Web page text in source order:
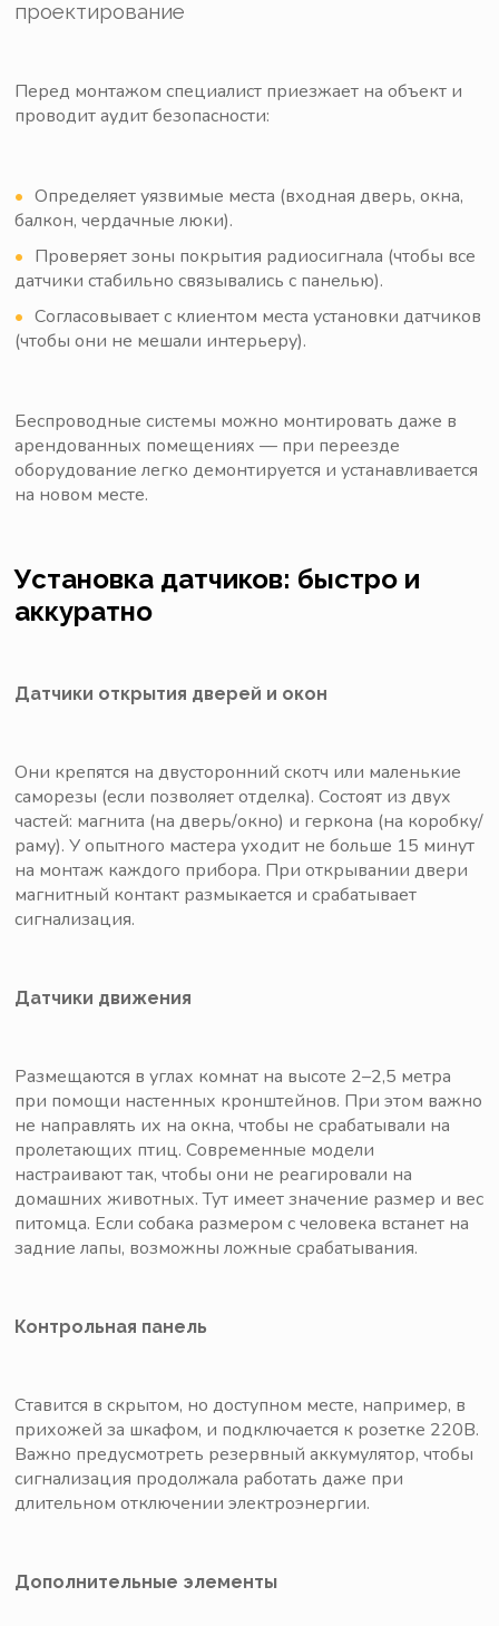
проектирование
Перед монтажом специалист приезжает на объект и
проводит аудит безопасности:
Определяет уязвимые места (входная дверь, окна,
балкон, чердачные люки).
Проверяет зоны покрытия радиосигнала (чтобы все
датчики стабильно связывались с панелью).
Согласовывает с клиентом места установки датчиков
(чтобы они не мешали интерьеру).
Беспроводные системы можно монтировать даже в
арендованных помещениях — при переезде
оборудование легко демонтируется и устанавливается
на новом месте.
Установка датчиков: быстро и
аккуратно
Датчики открытия дверей и окон
Они крепятся на двусторонний скотч или маленькие
саморезы (если позволяет отделка). Состоят из двух
частей: магнита (на дверь/окно) и геркона (на коробку/
раму). У опытного мастера уходит не больше 15 минут
на монтаж каждого прибора. При открывании двери
магнитный контакт размыкается и срабатывает
сигнализация.
Датчики движения
Размещаются в углах комнат на высоте 2–2,5 метра
при помощи настенных кронштейнов. При этом важно
не направлять их на окна, чтобы не срабатывали на
пролетающих птиц. Современные модели
настраивают так, чтобы они не реагировали на
домашних животных. Тут имеет значение размер и вес
питомца. Если собака размером с человека встанет на
задние лапы, возможны ложные срабатывания.
Контрольная панель
Ставится в скрытом, но доступном месте, например, в
прихожей за шкафом, и подключается к розетке 220В.
Важно предусмотреть резервный аккумулятор, чтобы
сигнализация продолжала работать даже при
длительном отключении электроэнергии.
Дополнительные элементы